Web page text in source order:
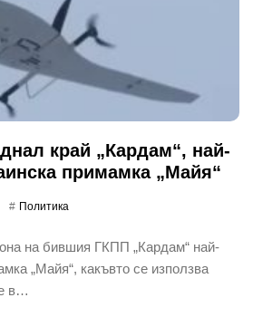
край „Кардам“, най-
примамка „Майя“
Политика
на бившия ГКПП „Кардам“ най-
„Майя“, какъвто се използва
в…